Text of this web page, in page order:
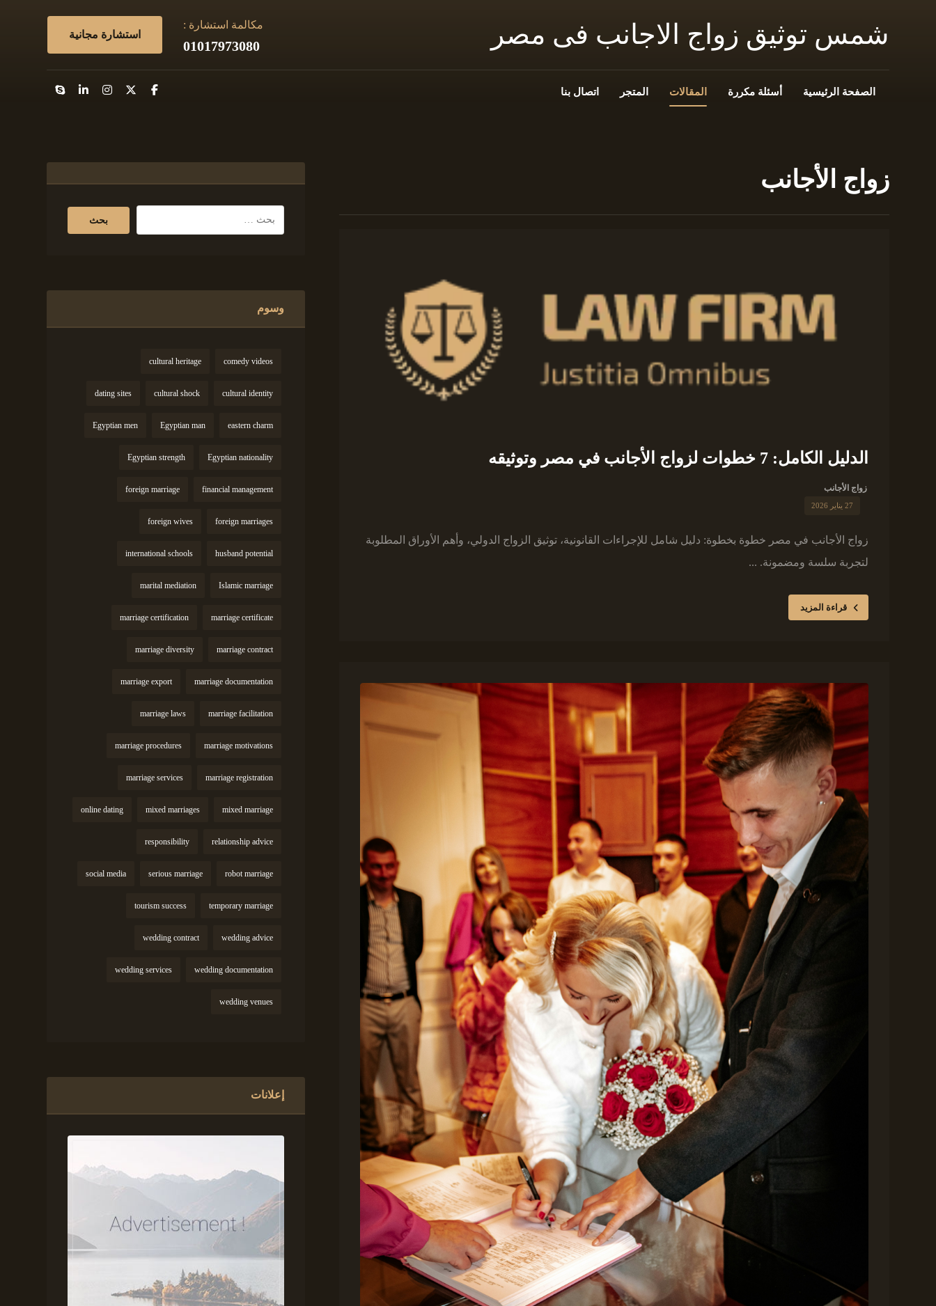
شمس توثيق زواج الاجانب فى مصر استشارة مجانية
مكالمة استشارة :
01017973080
الصفحة الرئيسية أسئلة مكررة المقالات المتجر اتصال بنا
زواج الأجانب
الدليل الكامل: 7 خطوات لزواج الأجانب في مصر وتوثيقه
زواج الأجانب
27 يناير 2026
زواج الأجانب في مصر خطوة بخطوة: دليل شامل للإجراءات القانونية، توثيق الزواج الدولي، وأهم الأوراق المطلوبة
لتجربة سلسة ومضمونة. ...
قراءة المزيد
وسوم
comedy videos
cultural heritage
cultural identity
cultural shock
dating sites
eastern charm
Egyptian man
Egyptian men
Egyptian nationality
Egyptian strength
financial management
foreign marriage
foreign marriages
foreign wives
husband potential
international schools
Islamic marriage
marital mediation
marriage certificate
marriage certification
marriage contract
marriage diversity
marriage documentation
marriage export
marriage facilitation
marriage laws
marriage motivations
marriage procedures
marriage registration
marriage services
mixed marriage
mixed marriages
online dating
relationship advice
responsibility
robot marriage
serious marriage
social media
temporary marriage
tourism success
wedding advice
wedding contract
wedding documentation
wedding services
wedding venues
إعلانات